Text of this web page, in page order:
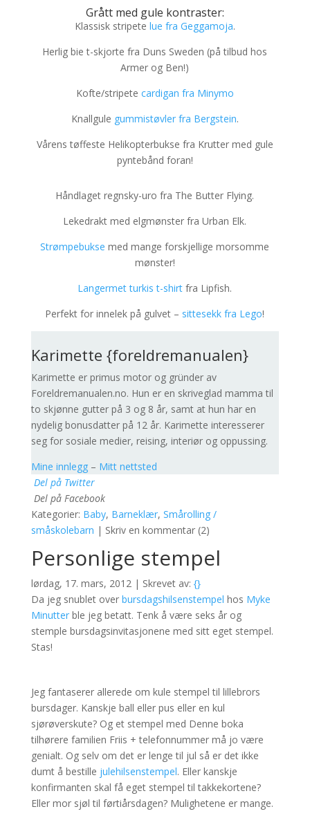
Grått med gule kontraster:
Klassisk stripete lue fra Geggamoja.
Herlig bie t-skjorte fra Duns Sweden (på tilbud hos
Armer og Ben!)
Kofte/stripete cardigan fra Minymo
Knallgule gummistøvler fra Bergstein.
Vårens tøffeste Helikopterbukse fra Krutter med gule
pyntebånd foran!
Håndlaget regnsky-uro fra The Butter Flying.
Lekedrakt med elgmønster fra Urban Elk.
Strømpebuksemed mange forskjellige morsomme
mønster!
Langermet turkis t-shirtfra Lipfish.
Perfekt for innelek på gulvet – sittesekk fra Lego!
Karimette {foreldremanualen}
Karimette er primus motor og gründer av
Foreldremanualen.no. Hun er en skriveglad mamma til
to skjønne gutter på 3 og 8 år, samt at hun har en
nydelig bonusdatter på 12 år. Karimette interesserer
seg for sosiale medier, reising, interiør og oppussing.
Mine innlegg– Mitt nettsted
Del på Twitter
Del på Facebook
Kategorier: Baby, Barneklær, Smårolling /
småskolebarn | Skriv en kommentar (2)
Personlige stempel
lørdag, 17. mars, 2012 | Skrevet av: {}
Da jeg snublet over bursdagshilsenstempel hos Myke
Minutterble jeg betatt. Tenk å være seks år og
stemple bursdagsinvitasjonene med sitt eget stempel.
Stas!
Jeg fantaserer allerede om kule stempel til lillebrors
bursdager. Kanskje ball eller pus eller en kul
sjørøverskute? Og et stempel med Denne boka
tilhørere familien Friis + telefonnummer må jo være
genialt. Og selv om det er lenge til jul så er det ikke
dumt å bestille julehilsenstempel. Eller kanskje
konfirmanten skal få eget stempel til takkekortene?
Eller mor sjøl til førtiårsdagen? Mulighetene er mange.